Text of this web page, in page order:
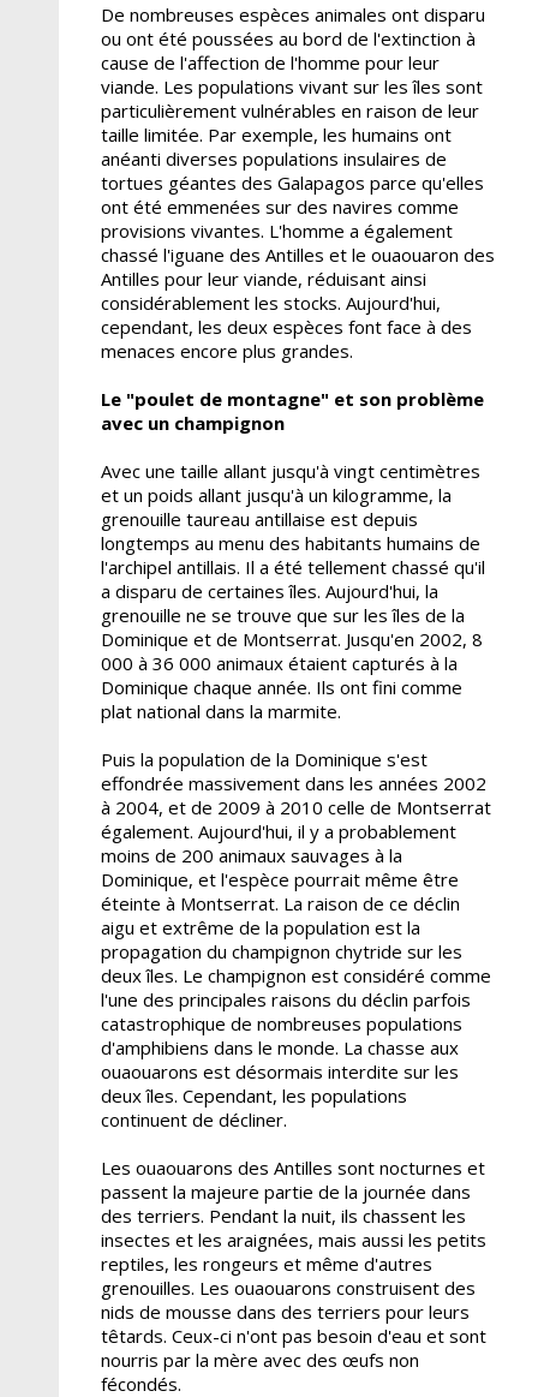
De nombreuses espèces animales ont disparu
ou ont été poussées au bord de l'extinction à
cause de l'affection de l'homme pour leur
viande. Les populations vivant sur les îles sont
particulièrement vulnérables en raison de leur
taille limitée. Par exemple, les humains ont
anéanti diverses populations insulaires de
tortues géantes des Galapagos parce qu'elles
ont été emmenées sur des navires comme
provisions vivantes. L'homme a également
chassé l'iguane des Antilles et le ouaouaron des
Antilles pour leur viande, réduisant ainsi
considérablement les stocks. Aujourd'hui,
cependant, les deux espèces font face à des
menaces encore plus grandes.
Le "poulet de montagne" et son problème
avec un champignon
Avec une taille allant jusqu'à vingt centimètres
et un poids allant jusqu'à un kilogramme, la
grenouille taureau antillaise est depuis
longtemps au menu des habitants humains de
l'archipel antillais. Il a été tellement chassé qu'il
a disparu de certaines îles. Aujourd'hui, la
grenouille ne se trouve que sur les îles de la
Dominique et de Montserrat. Jusqu'en 2002, 8
000 à 36 000 animaux étaient capturés à la
Dominique chaque année. Ils ont fini comme
plat national dans la marmite.
Puis la population de la Dominique s'est
effondrée massivement dans les années 2002
à 2004, et de 2009 à 2010 celle de Montserrat
également. Aujourd'hui, il y a probablement
moins de 200 animaux sauvages à la
Dominique, et l'espèce pourrait même être
éteinte à Montserrat. La raison de ce déclin
aigu et extrême de la population est la
propagation du champignon chytride sur les
deux îles. Le champignon est considéré comme
l'une des principales raisons du déclin parfois
catastrophique de nombreuses populations
d'amphibiens dans le monde. La chasse aux
ouaouarons est désormais interdite sur les
deux îles. Cependant, les populations
continuent de décliner.
Les ouaouarons des Antilles sont nocturnes et
passent la majeure partie de la journée dans
des terriers. Pendant la nuit, ils chassent les
insectes et les araignées, mais aussi les petits
reptiles, les rongeurs et même d'autres
grenouilles. Les ouaouarons construisent des
nids de mousse dans des terriers pour leurs
têtards. Ceux-ci n'ont pas besoin d'eau et sont
nourris par la mère avec des œufs non
fécondés.